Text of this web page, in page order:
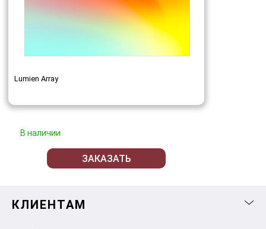
Lumien Array
В наличии
ЗАКАЗАТЬ
КЛИЕНТАМ